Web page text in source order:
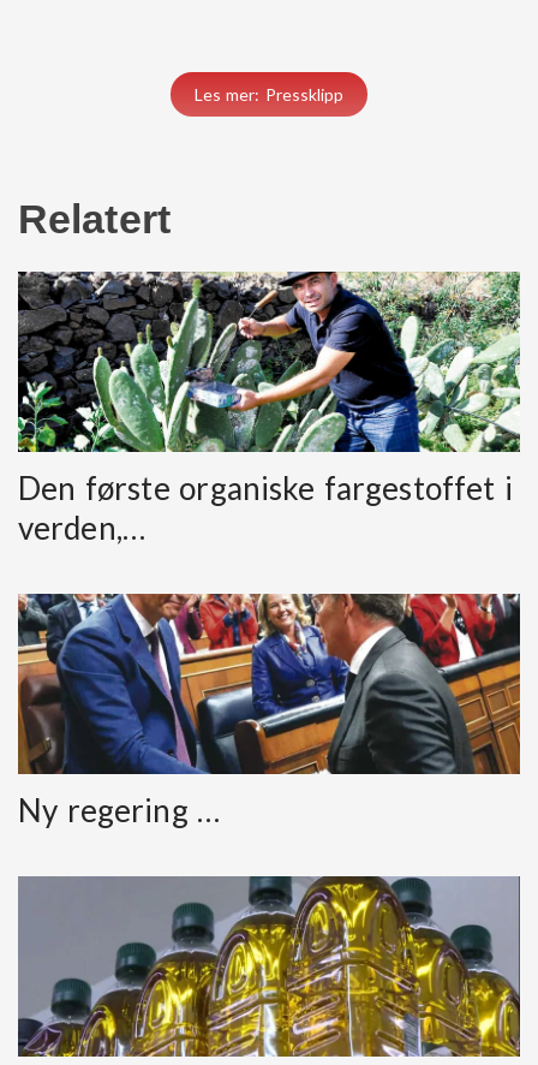
Les mer: Pressklipp
Relatert
Den første organiske fargestoffet i
verden,…
Ny regering …